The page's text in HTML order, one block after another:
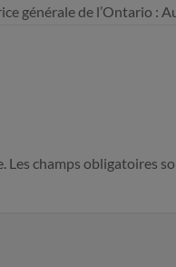
générale de l’Ontario :
Les champs obligatoires